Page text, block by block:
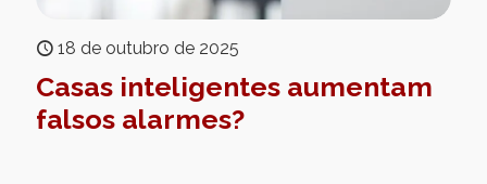
18 de outubro de 2025
Casas inteligentes aumentam
falsos alarmes?